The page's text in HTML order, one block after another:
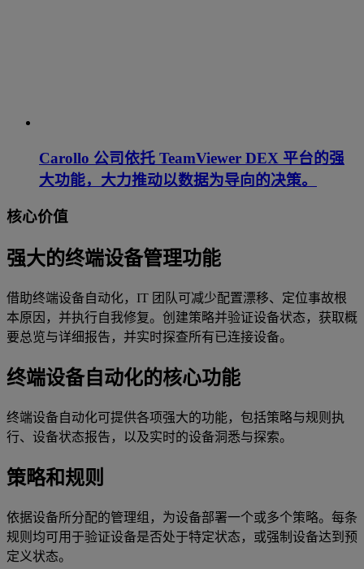
Carollo 公司依托 TeamViewer DEX 平台的强
大功能，大力推动以数据为导向的决策。
核心价值
强大的终端设备管理功能
借助终端设备自动化，IT 团队可减少配置漂移、定位事故根
本原因，并执行自我修复。创建策略并验证设备状态，获取概
要总览与详细报告，并实时探查所有已连接设备。
终端设备自动化的核心功能
终端设备自动化可提供各项强大的功能，包括策略与规则执
行、设备状态报告，以及实时的设备洞悉与探索。
策略和规则
依据设备所分配的管理组，为设备部署一个或多个策略。每条
规则均可用于验证设备是否处于特定状态，或强制设备达到预
定义状态。